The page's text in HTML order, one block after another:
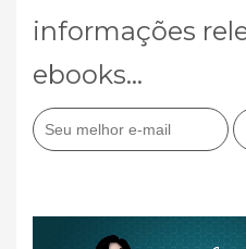
informações
ebooks...